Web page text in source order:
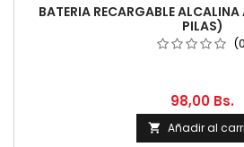
BATERIA RECARGABLE
PILAS)
98,00 Bs.
 Añadir al